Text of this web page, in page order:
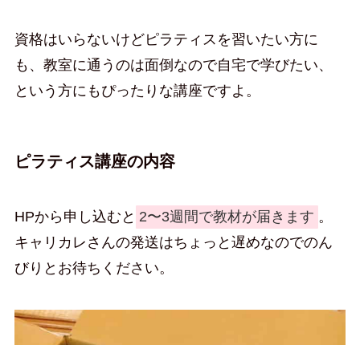
資格はいらないけどピラティスを習いたい方に
も、教室に通うのは面倒なので自宅で学びたい、
という方にもぴったりな講座ですよ。
ピラティス講座の内容
HPから申し込むと 2〜3週間で教材が届きます 。
キャリカレさんの発送はちょっと遅めなのでのん
びりとお待ちください。